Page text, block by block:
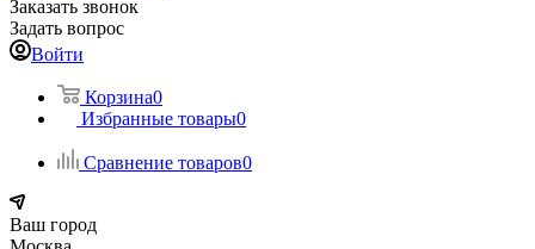
Заказать звонок
Задать вопрос
Войти
Корзина0
Избранные товары0
Сравнение товаров0
Ваш город